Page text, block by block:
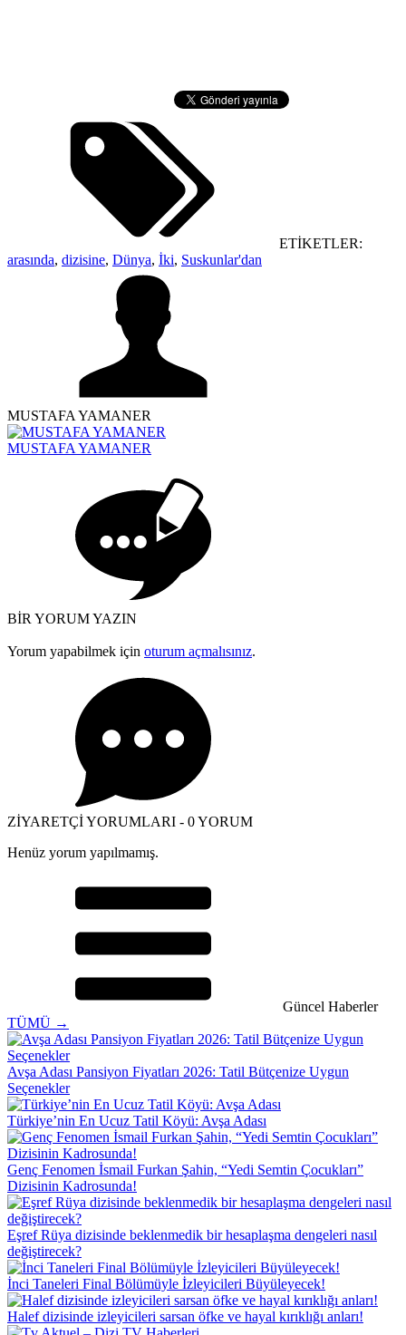
ETİKETLER:
arasında, dizisine, Dünya, İki, Suskunlar'dan
MUSTAFA YAMANER
MUSTAFA YAMANER
BİR YORUM YAZIN
Yorum yapabilmek için oturum açmalısınız.
ZİYARETÇİ YORUMLARI - 0 YORUM
Henüz yorum yapılmamış.
Güncel Haberler
TÜMÜ →
Avşa Adası Pansiyon Fiyatları 2026: Tatil Bütçenize Uygun
Seçenekler
Türkiye’nin En Ucuz Tatil Köyü: Avşa Adası
Genç Fenomen İsmail Furkan Şahin, “Yedi Semtin Çocukları”
Dizisinin Kadrosunda!
Eşref Rüya dizisinde beklenmedik bir hesaplaşma dengeleri nasıl
değiştirecek?
İnci Taneleri Final Bölümüyle İzleyicileri Büyüleyecek!
Halef dizisinde izleyicileri sarsan öfke ve hayal kırıklığı anları!